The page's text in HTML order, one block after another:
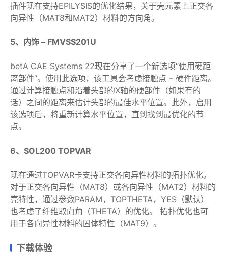
插件现在支持EPILYSIS的优化结果，关于壳元素上正交各
向异性（MAT8和MAT2）材料的方向角。
5、内饰 – FMVSS201U
betA CAE Systems 22现在分享了一个新选项“使用硬距
离部件”。使用此选项，该工具会考虑接触点 – 硬件距离。
通过计算接触点和沿着头部的X轴的硬部件（如果有的
话）之间的距离来估计头部的最佳水平位置。此外，启用
该选项后，将重新计算水平位置，直到找到最优化的节
点。
6、SOL200 TOPVAR
现在通过TOPVAR卡支持正交各向异性材料的拓扑优化。
对于正交各向异性（MAT8）或各向异性（MAT2）材料的
壳特性，通过参数PARAM，TOPTHETA，YES（默认）
也考虑了纤维取向角（THETA）的优化。 拓扑优化也可
用于各向异性材料的固体特性（MAT9）。
下载体验